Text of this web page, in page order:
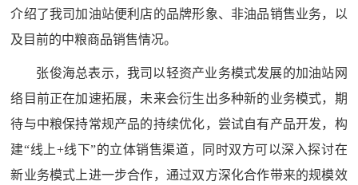
介绍了我司加油站便利店的品牌形象、非油品销售业务，以
及目前的中粮商品销售情况。
张俊海总表示，我司以轻资产业务模式发展的加油站网
络目前正在加速拓展，未来会衍生出多种新的业务模式，期
待与中粮保持常规产品的持续优化，尝试自有产品开发，构
建“线上+线下”的立体销售渠道，同时双方可以深入探讨在
新业务模式上进一步合作，通过双方深化合作带来的规模效